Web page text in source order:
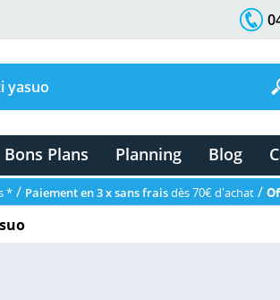
Bons Plans Planning Blog
* / Paiement en 3 x sans fraisdès 70€ d'achat /